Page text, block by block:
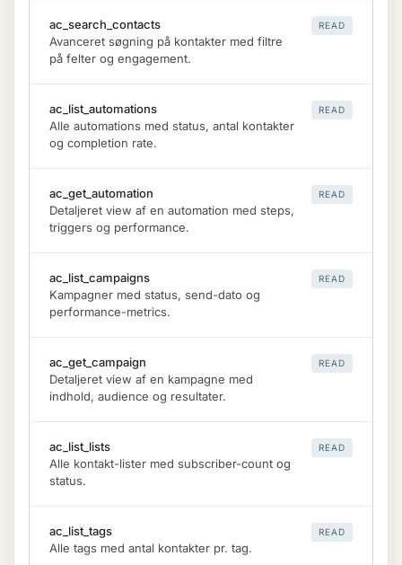
ac_search_contacts
Avanceret søgning på kontakter med filtre
på felter og engagement.
READ
ac_list_automations
Alle automations med status, antal kontakter
og completion rate.
READ
ac_get_automation
Detaljeret view af en automation med steps,
triggers og performance.
READ
ac_list_campaigns
Kampagner med status, send-dato og
performance-metrics.
READ
ac_get_campaign
Detaljeret view af en kampagne med
indhold, audience og resultater.
READ
ac_list_lists
Alle kontakt-lister med subscriber-count og
status.
READ
ac_list_tags
Alle tags med antal kontakter pr. tag.
READ